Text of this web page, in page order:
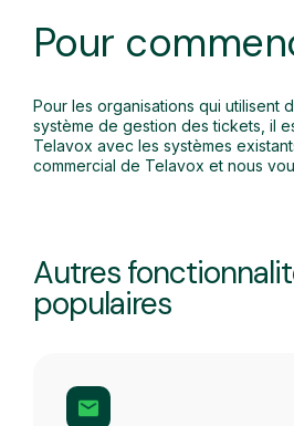
Pour
Pour les organisations qui utilisent
système de gestion des tickets, il
Telavox avec les systèmes
commercial de Telavox et nous
Autres
populaires